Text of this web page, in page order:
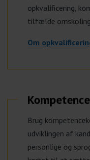
opkvalificering,
tilfælde
Om
Brug
udviklingen af
personlige og